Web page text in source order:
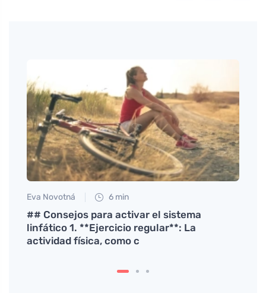
Eva Novotná 6 min
## Consejos para activar el sistema
linfático 1. **Ejercicio regular**: La
actividad física, como c